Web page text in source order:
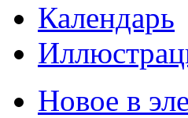
Календарь
Новое в